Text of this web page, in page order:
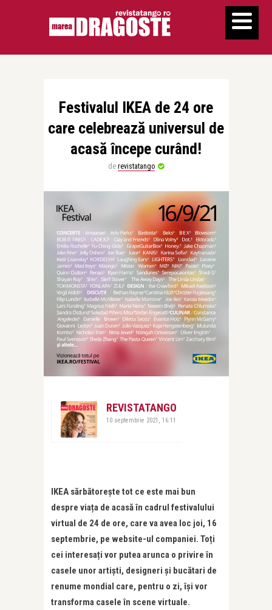
Festivalul IKEA de 24 ore
care celebrează universul de
acasă începe curând!
de revistatango
REVISTATANGO
10 septembrie 2021, 16:11
IKEA sărbătorește tot ce este mai bun
despre viața de acasă în cadrul festivalului
virtual de 24 de ore, care va avea loc joi, 16
septembrie, pe website-ul companiei. Toți
cei interesați vor putea arunca o privire în
casele unor artiști, designeri și bucătari de
renume mondial care, pentru o zi, își vor
transforma casele în scene virtuale.